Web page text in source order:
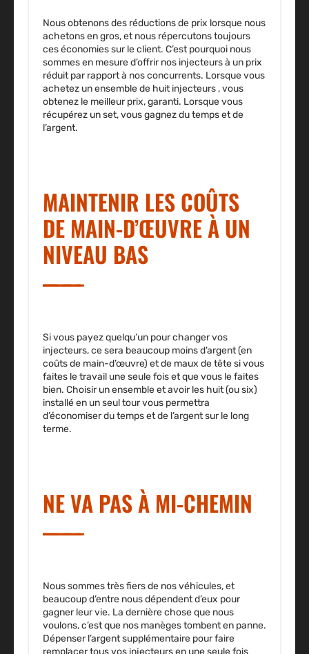
Nous obtenons des réductions de prix lorsque nous
achetons en gros, et nous répercutons toujours
ces économies sur le client. C’est pourquoi nous
sommes en mesure d’offrir nos injecteurs à un prix
réduit par rapport à nos concurrents. Lorsque vous
achetez un ensemble de huit injecteurs , vous
obtenez le meilleur prix, garanti. Lorsque vous
récupérez un set, vous gagnez du temps et de
l’argent.
MAINTENIR LES COÛTS
DE MAIN-D’ŒUVRE À UN
NIVEAU BAS
Si vous payez quelqu’un pour changer vos
injecteurs, ce sera beaucoup moins d’argent (en
coûts de main-d’œuvre) et de maux de tête si vous
faites le travail une seule fois et que vous le faites
bien. Choisir un ensemble et avoir les huit (ou six)
installé en un seul tour vous permettra
d’économiser du temps et de l’argent sur le long
terme.
NE VA PAS À MI-CHEMIN
Nous sommes très fiers de nos véhicules, et
beaucoup d’entre nous dépendent d’eux pour
gagner leur vie. La dernière chose que nous
voulons, c’est que nos manèges tombent en panne.
Dépenser l’argent supplémentaire pour faire
remplacer tous vos injecteurs en une seule fois